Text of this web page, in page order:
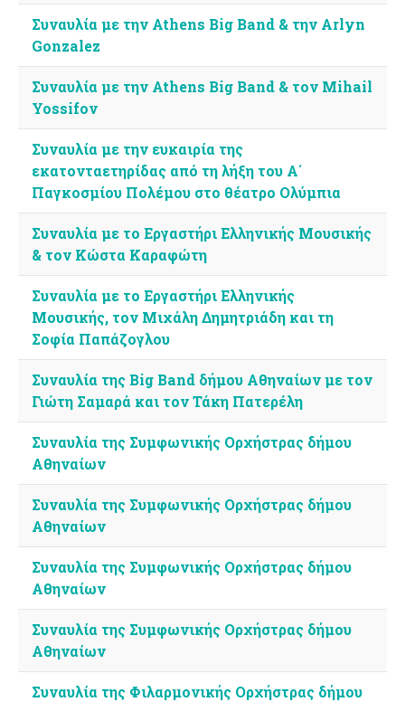
Συναυλία με την Athens Big Band & την Arlyn
Gonzalez
Συναυλία με την Athens Big Band & τον Mihail
Yossifov
Συναυλία με την ευκαιρία της
εκατονταετηρίδας από τη λήξη του Α΄
Παγκοσμίου Πολέμου στο θέατρο Ολύμπια
Συναυλία με το Εργαστήρι Ελληνικής Μουσικής
& τον Κώστα Καραφώτη
Συναυλία με το Εργαστήρι Ελληνικής
Μουσικής, τον Μιχάλη Δημητριάδη και τη
Σοφία Παπάζογλου
Συναυλία της Big Band δήμου Αθηναίων με τον
Γιώτη Σαμαρά και τον Τάκη Πατερέλη
Συναυλία της Συμφωνικής Ορχήστρας δήμου
Αθηναίων
Συναυλία της Συμφωνικής Ορχήστρας δήμου
Αθηναίων
Συναυλία της Συμφωνικής Ορχήστρας δήμου
Αθηναίων
Συναυλία της Συμφωνικής Ορχήστρας δήμου
Αθηναίων
Συναυλία της Φιλαρμονικής Ορχήστρας δήμου